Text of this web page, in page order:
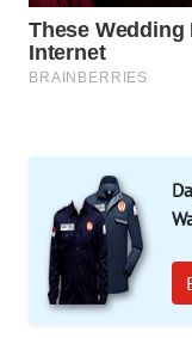
OTOMOTIF
WAHANA
WAHANA
DESA
WISATA
LAPAK
WAHANA